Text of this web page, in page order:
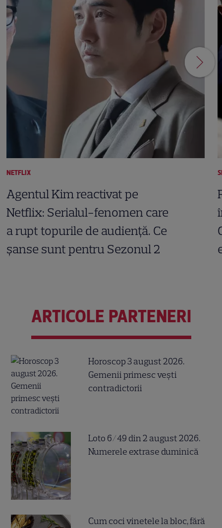
NETFLIX
Agentul Kim reactivat pe
Netflix: Serialul-fenomen care
a rupt topurile de audiență. Ce
șanse sunt pentru Sezonul 2
ARTICOLE PARTENERI
Horoscop 3 august 2026.
Gemenii primesc vești
contradictorii
Loto 6/49 din 2 august 2026.
Numerele extrase duminică
Cum coci vinetele la bloc, fără